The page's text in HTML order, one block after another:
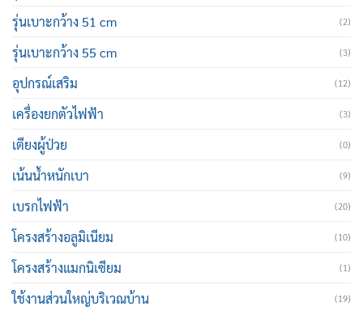
รุ่นเบาะกว้าง 51 cm (2)
รุ่นเบาะกว้าง 55 cm (3)
อุปกรณ์เสริม (12)
เครื่องยกตัวไฟฟ้า (3)
เตียงผู้ป่วย (0)
เน้นน้ำหนักเบา (9)
เบรกไฟฟ้า (20)
โครงสร้างอลูมิเนียม (10)
โครงสร้างแมกนิเซียม (1)
ใช้งานส่วนใหญ่บริเวณบ้าน (19)